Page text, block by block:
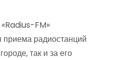
FM»
приема радиостанций
так и за его